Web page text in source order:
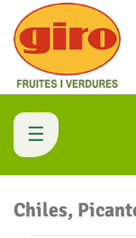
Navegación
de
palanca
☰
Chiles,